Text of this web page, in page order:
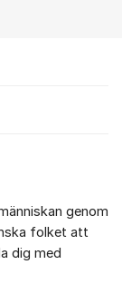
genom
folket att
dig med